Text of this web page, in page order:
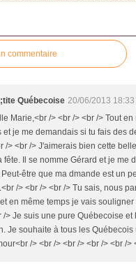
commentaire
Québecoise 20/06/2013 18:33
Marie,<br /> <br /> <br /> Tout
et je me demandais si tu fais des
/> <br /> J'aimerais bien cette
fête. Il se nomme Gérard et je me
être que ma dmande est un
/> <br /> <br /> Tu sais, nous
en même temps je vais
/> Je suis une pure Québecoise
Je souhaite à tous les
/> <br /> <br /> <br /> <br />